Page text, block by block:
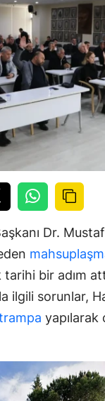
Dr.
tarihi bir adım
ilgili sorunlar,
yapılarak